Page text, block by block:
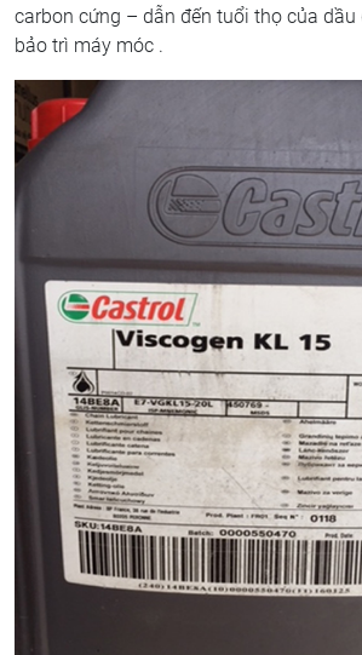
carbon cứng – dẫn đến tuổi thọ của
bảo trì máy móc .